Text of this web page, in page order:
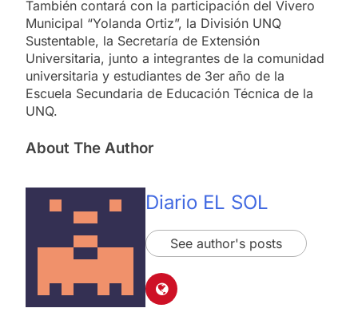
También contará con la participación del Vivero
Municipal “Yolanda Ortiz”, la División UNQ
Sustentable, la Secretaría de Extensión
Universitaria, junto a integrantes de la comunidad
universitaria y estudiantes de 3er año de la
Escuela Secundaria de Educación Técnica de la
UNQ.
About The Author
Diario EL SOL
See author's posts